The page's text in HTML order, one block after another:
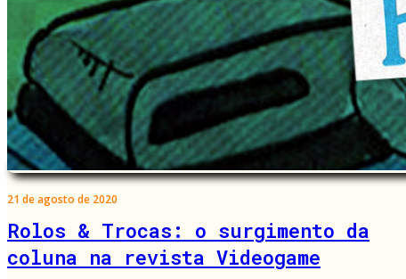
21 de agosto de 2020
Rolos & Trocas: o surgimento da
coluna na revista Videogame